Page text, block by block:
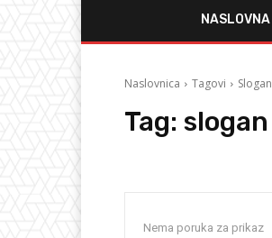
NASLOVNA
Naslovnica Tagovi Slogan
Tag: slogan
Nema poruka za prikaz